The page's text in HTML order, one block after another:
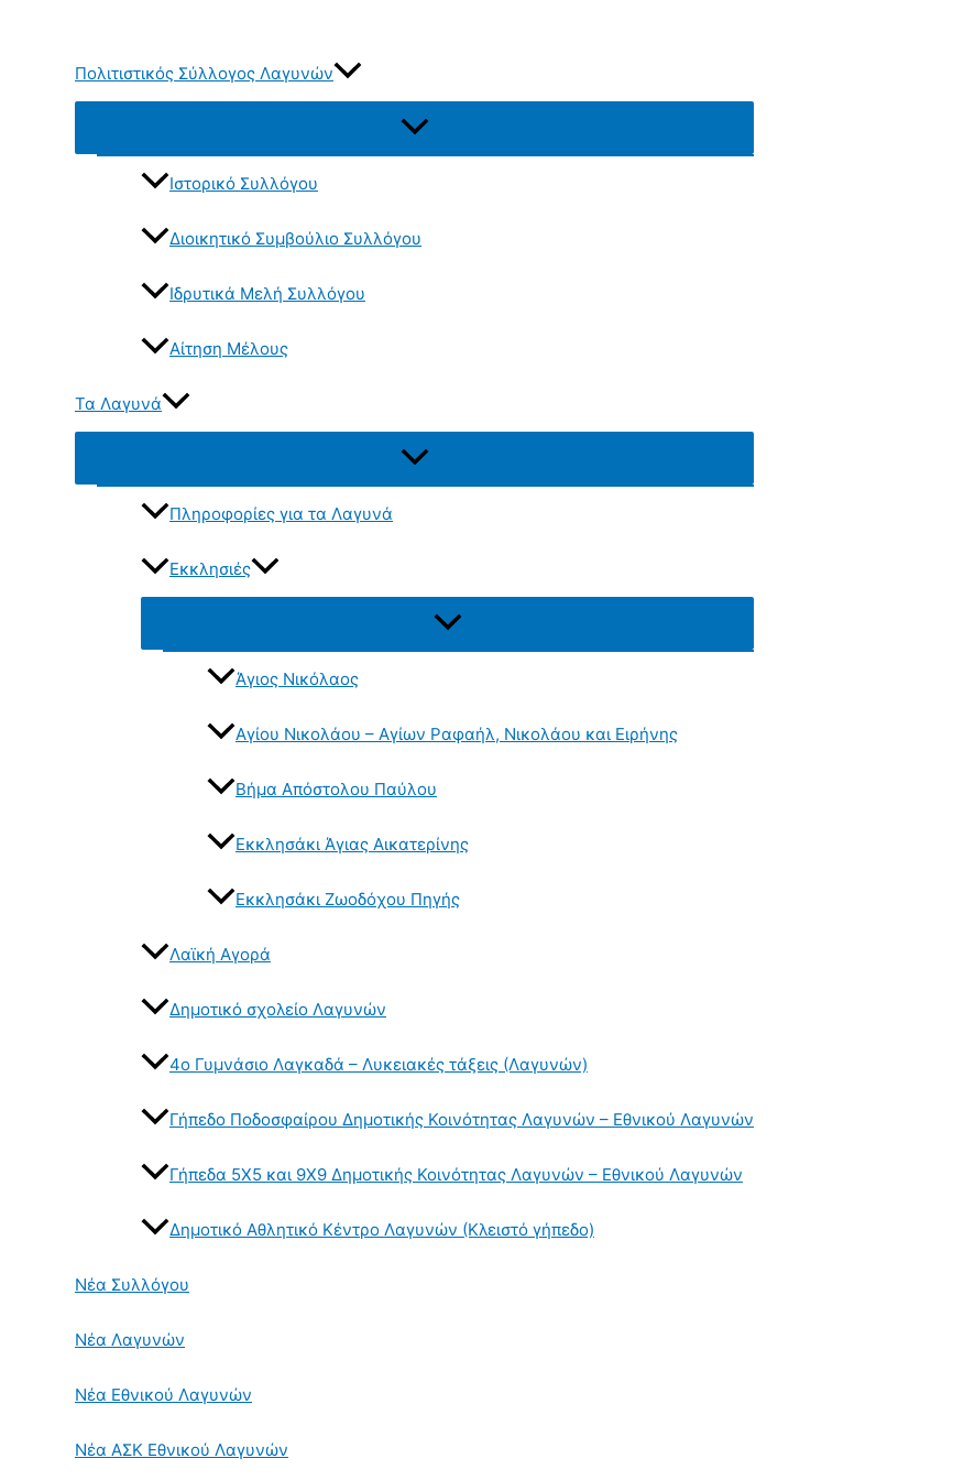
Πολιτιστικός Σύλλογος Λαγυνών
Εναλλαγή
μενού
Ιστορικό Συλλόγου
Διοικητικό Συμβούλιο Συλλόγου
Ιδρυτικά Μελή Συλλόγου
Αίτηση Μέλους
Τα Λαγυνά
Εναλλαγή
μενού
Πληροφορίες για τα Λαγυνά
Εκκλησιές
Εναλλαγή
μενού
Άγιος Νικόλαος
Αγίου Νικολάου – Αγίων Ραφαήλ, Νικολάου και Ειρήνης
Βήμα Απόστολου Παύλου
Εκκλησάκι Άγιας Αικατερίνης
Εκκλησάκι Ζωοδόχου Πηγής
Λαϊκή Αγορά
Δημοτικό σχολείο Λαγυνών
4ο Γυμνάσιο Λαγκαδά – Λυκειακές τάξεις (Λαγυνών)
Γήπεδο Ποδοσφαίρου Δημοτικής Κοινότητας Λαγυνών – Εθνικού Λαγυνών
Γήπεδα 5Χ5 και 9Χ9 Δημοτικής Κοινότητας Λαγυνών – Εθνικού Λαγυνών
Δημοτικό Αθλητικό Κέντρο Λαγυνών (Κλειστό γήπεδο)
Νέα Συλλόγου
Νέα Λαγυνών
Νέα Εθνικού Λαγυνών
Νέα ΑΣΚ Εθνικού Λαγυνών